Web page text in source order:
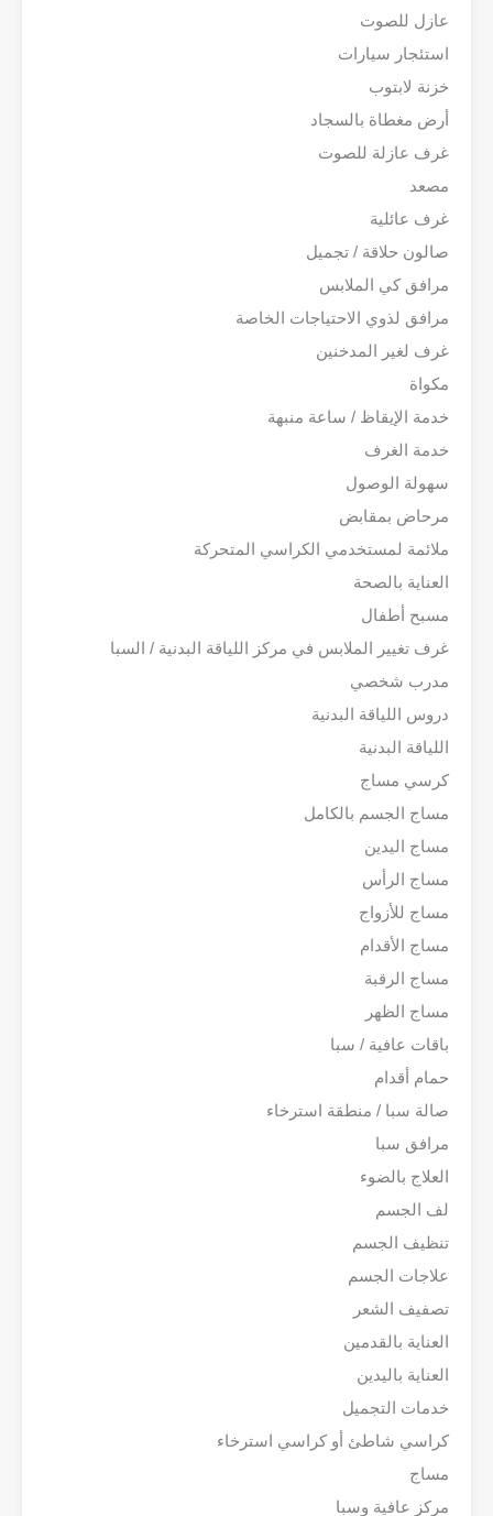
عازل للصوت
استئجار سيارات
خزنة لابتوب
أرض مغطاة بالسجاد
غرف عازلة للصوت
مصعد
غرف عائلية
صالون حلاقة / تجميل
مرافق كي الملابس
مرافق لذوي الاحتياجات الخاصة
غرف لغير المدخنين
مكواة
خدمة الإيقاظ / ساعة منبهة
خدمة الغرف
سهولة الوصول
مرحاض بمقابض
ملائمة لمستخدمي الكراسي المتحركة
العناية بالصحة
مسبح أطفال
غرف تغيير الملابس في مركز اللياقة البدنية / السبا
مدرب شخصي
دروس اللياقة البدنية
اللياقة البدنية
كرسي مساج
مساج الجسم بالكامل
مساج اليدين
مساج الرأس
مساج للأزواج
مساج الأقدام
مساج الرقبة
مساج الظهر
باقات عافية / سبا
حمام أقدام
صالة سبا / منطقة استرخاء
مرافق سبا
العلاج بالضوء
لف الجسم
تنظيف الجسم
علاجات الجسم
تصفيف الشعر
العناية بالقدمين
العناية باليدين
خدمات التجميل
كراسي شاطئ أو كراسي استرخاء
مساج
مركز عافية وسبا